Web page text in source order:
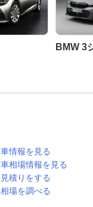
BMW 3
情報を見る
相場情報を見る
積りをする
場を調べる